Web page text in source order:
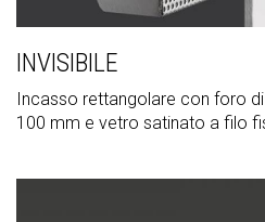
INVISIBILE
Incasso rettangolare con foro
100 mm e vetro satinato a filo